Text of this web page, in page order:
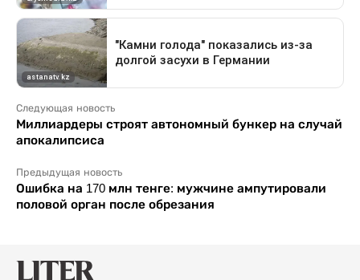
Следующая новость
Миллиардеры строят автономный бункер на случай
апокалипсиса
Предыдущая новость
Ошибка на 170 млн тенге: мужчине ампутировали
половой орган после обрезания